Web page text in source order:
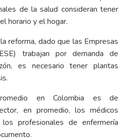
de la salud consideran tener
horario y el hogar.
reforma, dado que las Empresas
trabajan por demanda de
es necesario tener plantas
en Colombia es de
en promedio, los médicos
profesionales de enfermería